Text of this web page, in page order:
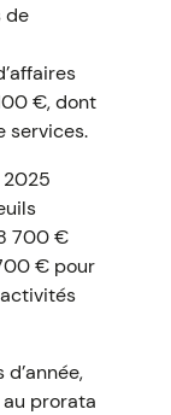
de
€, dont
services.
2025
700 €
€ pour
prorata